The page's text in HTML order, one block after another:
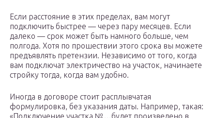
Если расстояние в этих пределах, вам могут
подключить быстрее — через пару месяцев. Если
далеко — срок может быть намного больше, чем
полгода. Хотя по прошествии этого срока вы можете
предъявлять претензии. Независимо от того, когда
вам подключат электричество на участок, начинаете
стройку тогда, когда вам удобно.
Иногда в договоре стоит расплывчатая
формулировка, без указания даты. Например, такая:
«Подключение участка №…будет произведено в